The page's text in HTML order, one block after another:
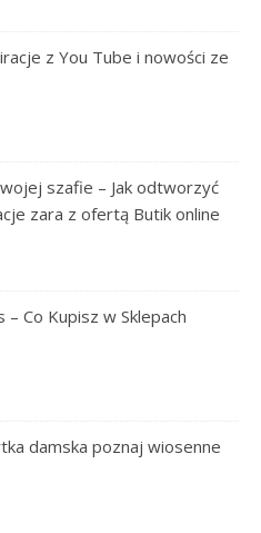
z You Tube i nowości ze
szafie – Jak odtworzyć
zara z ofertą Butik online
– Co Kupisz w Sklepach
damska poznaj wiosenne